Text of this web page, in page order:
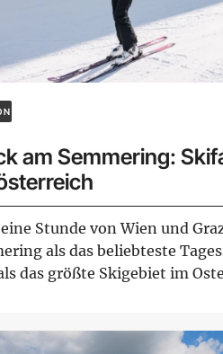
am Semmering:
Stunde von Wien und
als das beliebteste
das größte Skigebiet im